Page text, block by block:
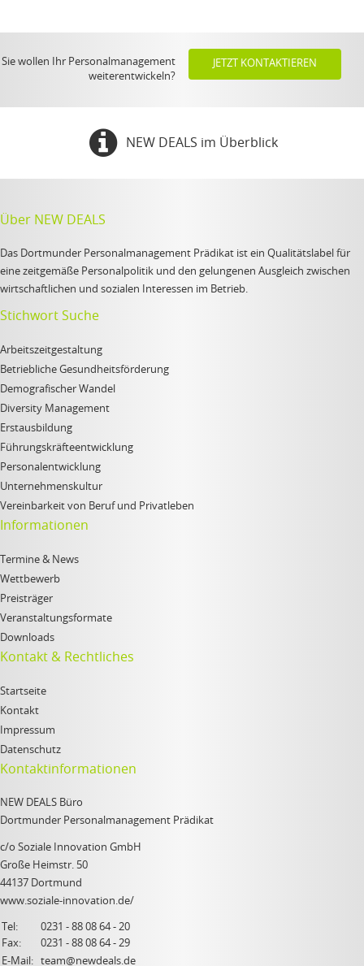
Sie wollen Ihr Personalmanagement
weiterentwickeln?
JETZT KONTAKTIEREN
NEW DEALS im Überblick
Über NEW DEALS
Das Dortmunder Personalmanagement Prädikat ist ein Qualitätslabel für
eine zeitgemäße Personalpolitik und den gelungenen Ausgleich zwischen
wirtschaftlichen und sozialen Interessen im Betrieb.
Stichwort Suche
Arbeitszeitgestaltung
Betriebliche Gesundheitsförderung
Demografischer Wandel
Diversity Management
Erstausbildung
Führungskräfteentwicklung
Personalentwicklung
Unternehmenskultur
Vereinbarkeit von Beruf und Privatleben
Informationen
Termine & News
Wettbewerb
Preisträger
Veranstaltungsformate
Downloads
Kontakt & Rechtliches
Startseite
Kontakt
Impressum
Datenschutz
Kontaktinformationen
NEW DEALS Büro
Dortmunder Personalmanagement Prädikat
c/o Soziale Innovation GmbH
Große Heimstr. 50
44137 Dortmund
www.soziale-innovation.de/
Tel:
0231 - 88 08 64 - 20
Fax:
0231 - 88 08 64 - 29
E-Mail:
team@newdeals.de